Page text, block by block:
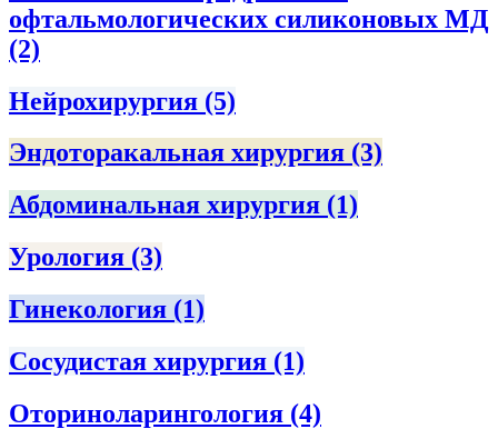
офтальмологических силиконовых МД
(2)
Нейрохирургия (5)
Эндоторакальная хирургия (3)
Абдоминальная хирургия (1)
Урология (3)
Гинекология (1)
Сосудистая хирургия (1)
Оториноларингология (4)